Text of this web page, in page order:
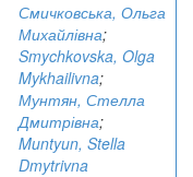
Смичковська, Ольга
Михайлівна;
Smychkovska, Olga
Mykhailivna;
Мунтян, Стелла
Дмитрівна;
Muntyun, Stella
Dmytrivna